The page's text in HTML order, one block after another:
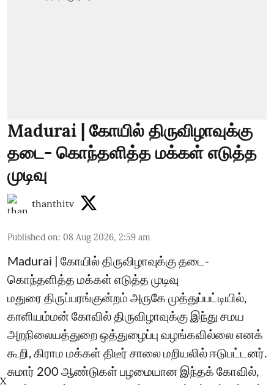
Madurai | கோயில் திருவிழாவுக்கு
தடை- கொந்தளித்த மக்கள் எடுத்த
முடிவு
thanthitv
Published on: 08 Aug 2026, 2:59 am
Madurai | கோயில் திருவிழாவுக்கு தடை-
கொந்தளித்த மக்கள் எடுத்த முடிவு
மதுரை திருப்பரங்குன்றம் அருகே முத்துப்பட்டியில்,
காளியம்மன் கோவில் திருவிழாவுக்கு இந்து சமய
அறநிலையத்துறை ஒத்துழைப்பு வழங்கவில்லை எனக்
கூறி, கிராம மக்கள் திடீர் சாலை மறியலில் ஈடுபட்டனர்.
சுமார் 200 ஆண்டுகள் பழமையான இந்தக் கோவில்,
X